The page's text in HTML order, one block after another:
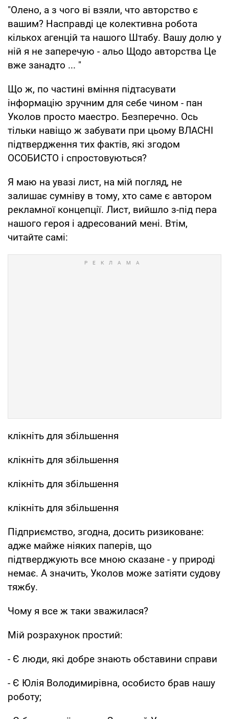
"Олено, а з чого ві взяли, что авторство є
вашим? Насправді це колективна робота
кількох агенцій та нашого Штабу. Вашу долю у
ній я не заперечую - альо Щодо авторства Це
вже занадто ... "
Що ж, по частині вміння підтасувати
інформацію зручним для себе чином - пан
Уколов просто маестро. Безперечно. Ось
тільки навіщо ж забувати при цьому ВЛАСНІ
підтвердження тих фактів, які згодом
ОСОБИСТО і спростовуються?
Я маю на увазі лист, на мій погляд, не
залишає сумніву в тому, хто саме є автором
рекламної концепції. Лист, вийшло з-під пера
нашого героя і адресований мені. Втім,
читайте самі:
клікніть для збільшення
клікніть для збільшення
клікніть для збільшення
клікніть для збільшення
Підприємство, згодна, досить ризиковане:
адже майже ніяких паперів, що
підтверджують все мною сказане - у природі
немає. А значить, Уколов може затіяти судову
тяжбу.
Чому я все ж таки зважилася?
Мій розрахунок простий:
- Є люди, які добре знають обставини справи
- Є Юлія Володимирівна, особисто брав нашу
роботу;